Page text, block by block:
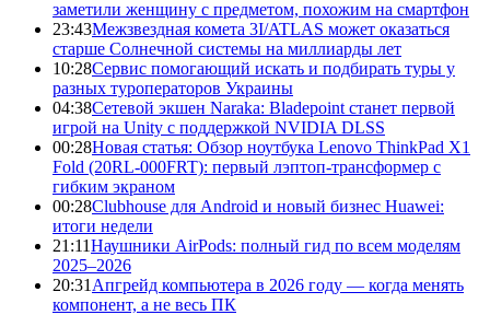
заметили женщину с предметом, похожим на смартфон
23:43Межзвездная комета 3I/ATLAS может оказаться
старше Солнечной системы на миллиарды лет
10:28Сервис помогающий искать и подбирать туры у
разных туроператоров Украины
04:38Сетевой экшен Naraka: Bladepoint станет первой
игрой на Unity с поддержкой NVIDIA DLSS
00:28Новая статья: Обзор ноутбука Lenovo ThinkPad X1
Fold (20RL-000FRT): первый лэптоп-трансформер с
гибким экраном
00:28Clubhouse для Android и новый бизнес Huawei:
итоги недели
21:11Наушники AirPods: полный гид по всем моделям
2025–2026
20:31 Апгрейд компьютера в 2026 году — когда менять
компонент, а не весь ПК